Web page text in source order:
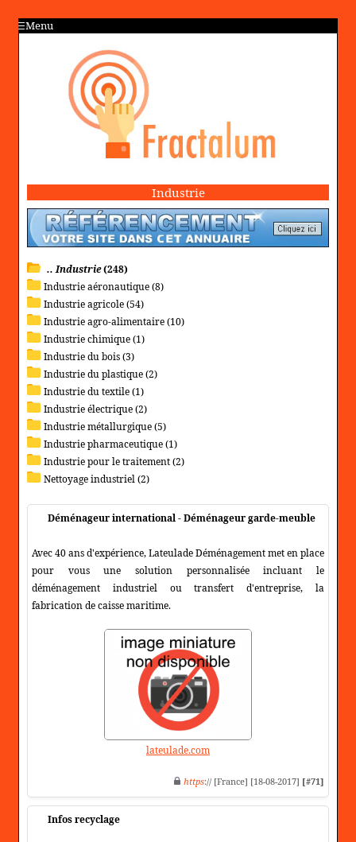
Menu
Industrie
.. Industrie(248)
Industrie aéronautique (8)
Industrie agricole (54)
Industrie agro-alimentaire (10)
Industrie chimique (1)
Industrie du bois (3)
Industrie du plastique (2)
Industrie du textile (1)
Industrie électrique (2)
Industrie métallurgique (5)
Industrie pharmaceutique (1)
Industrie pour le traitement (2)
Nettoyage industriel (2)
Déménageur international - Déménageur garde-meuble
Avec 40 ans d'expérience, Lateulade Déménagement met en place
pour vous une solution personnalisée incluant le
déménagement industriel ou transfert d'entreprise, la
fabrication de caisse maritime.
lateulade.com
https:// [France] [18-08-2017] [#71]
Infos recyclage